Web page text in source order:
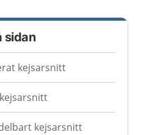
sidan
kejsarsnitt
kejsarsnitt